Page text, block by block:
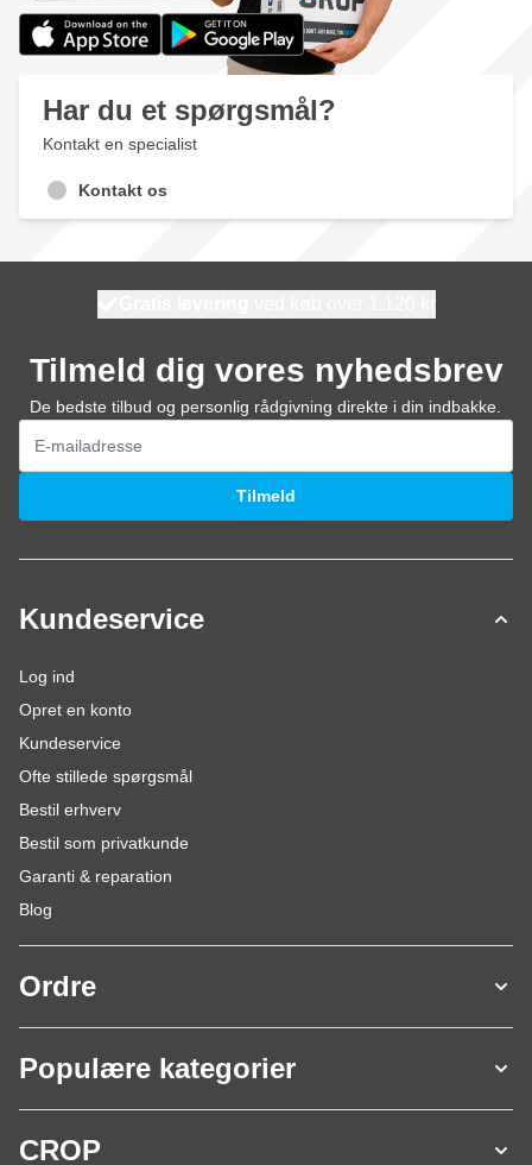
Har du et spørgsmål?
Kontakt en specialist
Kontakt os
Tilmeld dig vores nyhedsbrev
De bedste tilbud og personlig rådgivning direkte i din indbakke.
E-mail adresse
Tilmeld
Kundeservice
Log ind
Opret en konto
Kundeservice
Ofte stillede spørgsmål
Bestil erhverv
Bestil som privatkunde
Garanti & reparation
Blog
Ordre
Populære kategorier
CROP